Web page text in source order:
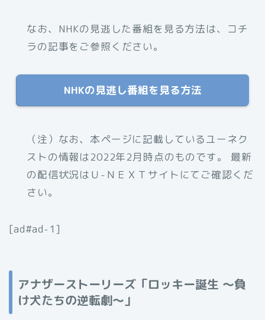
なお、NHKの見逃した番組を見る方法は、コチ
ラの記事をご参照ください。
NHKの見逃し番組を見る方法
（注）なお、本ページに記載しているユーネク
ストの情報は2022年2月時点のものです。 最新
の配信状況はＵ-ＮＥＸＴサイトにてご確認くだ
さい。
[ad#ad-1]
アナザーストーリーズ「ロッキー誕生 ～負
け犬たちの逆転劇～」